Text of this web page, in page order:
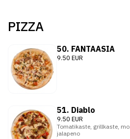
PIZZA
50. FANTAASIA
9.50 EUR
51. Diablo
9.50 EUR
Tomatikaste, grillkaste,
jalapeno